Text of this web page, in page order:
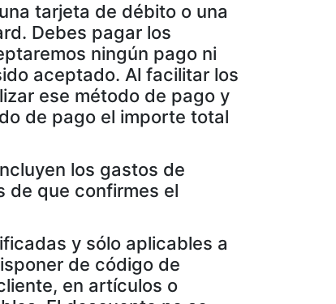
tarjeta de débito o una
Debes pagar los
ningún pago ni
aceptado. Al facilitar los
ese método de pago y
de pago el importe total
los gastos de
de que confirmes el
y sólo aplicables a
de código de
en artículos o